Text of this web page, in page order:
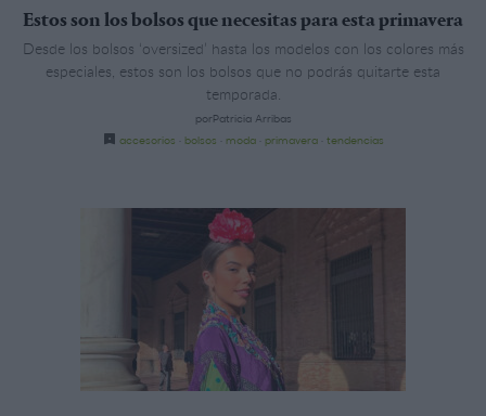
Estos son los bolsos que necesitas para esta primavera
Desde los bolsos ‘oversized’ hasta los modelos con los colores más
especiales, estos son los bolsos que no podrás quitarte esta
temporada.
porPatricia Arribas
accesorios
bolsos moda· primavera· tendencias